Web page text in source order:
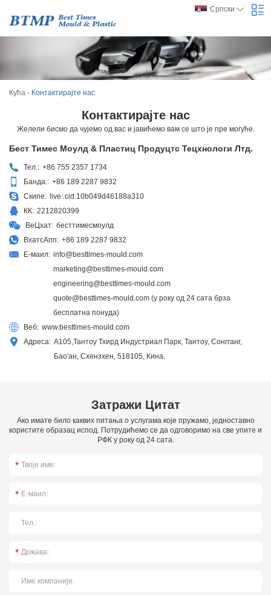
Српски
Кућа - Контактирајте нас
Контактирајте нас
Желели бисмо да чујемо од вас и јавићемо вам се што је пре могуће.
Бест Тимес Моулд & Пластиц Продуцтс Тецхнологи Лтд.
Тел.: +86 755 2357 1734
Банда.: +86 189 2287 9832
Скипе: live:.cid.10b049d46188a310
КК: 2212820399
ВеЦхат: бесттимесмоулд
ВхатсАпп: +86 189 2287 9832
Е-маил: info@besttimes-mould.com
marketing@besttimes-mould.com
engineering@besttimes-mould.com
quote@besttimes-mould.com (у року од 24 сата брза
бесплатна понуда)
Веб: www.besttimes-mould.com
Адреса: А105,Тантоу Тхирд Индустриал Парк, Тантоу, Сонгганг,
Бао'ан, Схензхен, 518105, Кина.
Затражи Цитат
Ако имате било каквих питања о услугама које пружамо, једноставно
користите образац испод. Потрудићемо се да одговоримо на све упите и
РФК у року од 24 сата.